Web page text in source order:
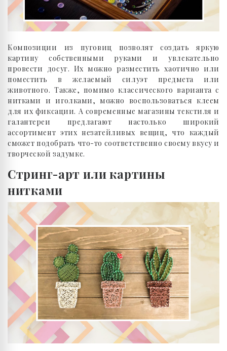
Композиции из пуговиц позволят создать яркую
картину собственными руками и увлекательно
провести досуг. Их можно разместить хаотично или
поместить в желаемый силуэт предмета или
животного. Также, помимо классического варианта с
нитками и иголками, можно воспользоваться клеем
для их фиксации. А современные магазины текстиля и
галантереи предлагают настолько широкий
ассортимент этих незатейливых вещиц, что каждый
сможет подобрать что-то соответственно своему вкусу и
творческой задумке.
Стринг-арт или картины
нитками